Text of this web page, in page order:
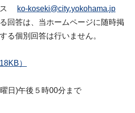
ス
ko-koseki@city.yokohama.jp
答は、当ホームページに随時掲
る個別回答は行いません。
）
日)午後５時00分まで